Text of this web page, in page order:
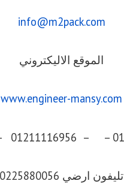
info@m2pack.com
الموقع الاليكتروني
www.engineer-mansy.com
تليفون ارضي 0225880056